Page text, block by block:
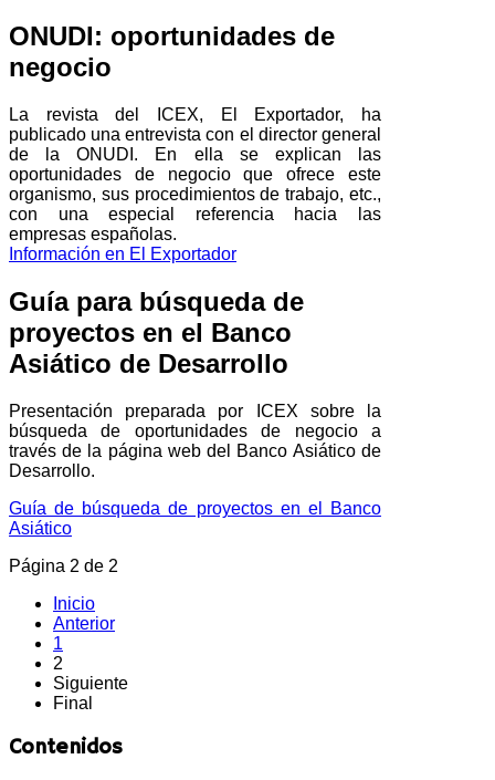
ONUDI: oportunidades de
negocio
La revista del ICEX, El Exportador, ha
publicado una entrevista con el director general
de la ONUDI. En ella se explican las
oportunidades de negocio que ofrece este
organismo, sus procedimientos de trabajo, etc.,
con una especial referencia hacia las
empresas españolas.
Información en El Exportador
Guía para búsqueda de
proyectos en el Banco
Asiático de Desarrollo
Presentación preparada por ICEX sobre la
búsqueda de oportunidades de negocio a
través de la página web del Banco Asiático de
Desarrollo.
Guía de búsqueda de proyectos en el Banco
Asiático
Página 2 de 2
Inicio
Anterior
1
2
Siguiente
Final
Contenidos